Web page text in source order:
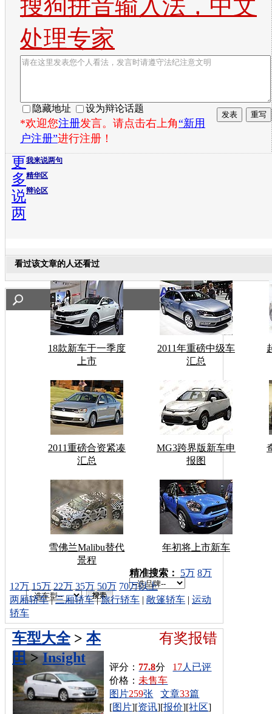
搜狗拼音输入法，中文
处理专家
隐藏地址 设为辩论话题
*欢迎您注册发言。请点击右上角“新用
户注册”进行注册！
我来说两句
精华区
辩论区
更
多
说
两
看过该文章的人还看过
18款新车于一季度
上市
2011年重磅中级车
汇总
2011重磅合资紧凑
汇总
MG3跨界版新车申
报图
雪佛兰Malibu替代
景程
年初将上市新车
车型搜索：
精准搜索： 5万 8万
12万 15万 22万 35万 50万 70万以上
两厢轿车|三厢轿车|旅行轿车 | 敞篷轿车 | 运动
轿车
有奖报错
车型大全> 本
田>Insight
评分： 77.8分 17人已评
价格： 未售车
图片259张 文章33篇
[图片][资讯][报价][社区]